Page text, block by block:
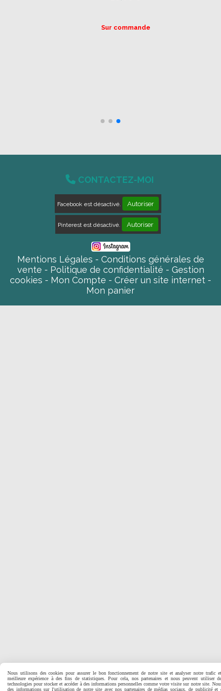
 CONTACTEZ-MOI
Facebook est désactivé. Autoriser
Pinterest est désactivé. Autoriser
Mentions Légales
Conditions générales de
vente
Politique de confidentialité
Gestion
cookies
Mon Compte
Créer un site internet
Mon panier
Nous utilisons des cookies pour assurer le bon fonctionnement de notre site et analyser notre trafic
meilleure expérience à des fins de statistiques. Pour cela, nos partenaires et nous peuvent utiliser
technologies pour stocker et accéder à des informations personnelles comme votre visite sur notre site.
des informations sur l'utilisation de notre site avec nos partenaires de médias sociaux, de publicité et